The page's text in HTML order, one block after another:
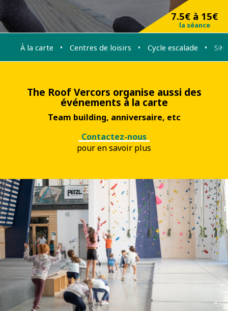
7.5€ à 15€
la séance
À la carte Centres de loisirs Cycle escalade
The Roof Vercors organise aussi des
événements à la carte
Team building, anniversaire, etc
Contactez-nous
pour en savoir plus